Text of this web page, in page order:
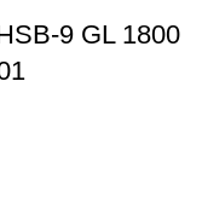
9 GL 1800